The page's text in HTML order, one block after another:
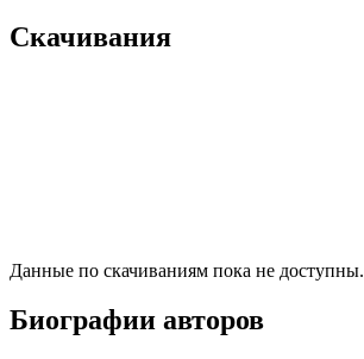
Скачивания
Данные по скачиваниям пока не доступны.
Биографии авторов